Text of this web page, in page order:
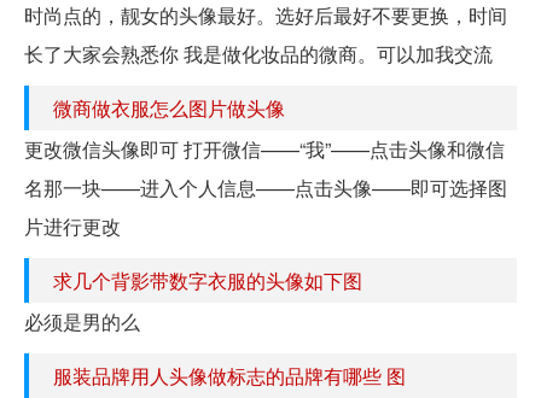
时尚点的，靓女的头像最好。选好后最好不要更换，时间
长了大家会熟悉你 我是做化妆品的微商。可以加我交流
微商做衣服怎么图片做头像
更改微信头像即可 打开微信——“我”——点击头像和微信
名那一块——进入个人信息——点击头像——即可选择图
片进行更改
求几个背影带数字衣服的头像如下图
必须是男的么
服装品牌用人头像做标志的品牌有哪些 图